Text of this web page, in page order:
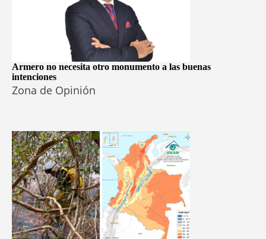
Armero no necesita otro monumento a las buenas
intenciones
Zona de Opinión